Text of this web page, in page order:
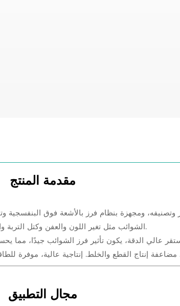
مقدمة المنتج
وتصنيفه، ومجهزة بنظام فرز بالأشعة فوق البنفسجية
الشوائب مثل تغير اللون والعفن وكتل التربة والأحجار والزجاج والبلاستيك والمجففات وما إلى ذلك.
عالي الدقة، يكون تأثير فرز الشوائب جيدًا، مما
مجال التطبيق